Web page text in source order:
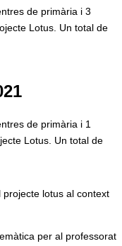
de primària i 3
Lotus. Un total de
de primària i 1
Lotus. Un total de
lotus al context
per al professorat